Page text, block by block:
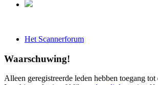
Het Scannerforum
Waarschuwing!
Alleen geregistreerde leden hebben toegang tot